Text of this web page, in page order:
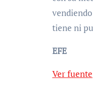
tiene ni
EFE
Ver fuente